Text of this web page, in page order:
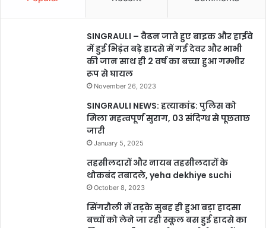
SINGRAULI – वैढन जाते हुए बाइक और हाईवे
में हुई भिड़ंत बड़े हादसे में गई देवर और भाभी
की जान साथ ही 2 वर्ष का बच्चा हुआ गम्भीर
रूप से घायल
November 26, 2023
SINGRAULI NEWS: हत्याकांड: पुलिस को
मिला महत्वपूर्ण सुराग, 03 संदिग्ध से पूछताछ
जारी
January 5, 2025
तहसीलदारों और नायब तहसीलदारों के
थोकबंद तबादले, yeha dekhiye suchi
October 8, 2023
सिंगरौली में तड़के सुबह ही हुआ बड़ा हादसा
बच्चों को लेने जा रही स्कूल बस हुई हादसे का